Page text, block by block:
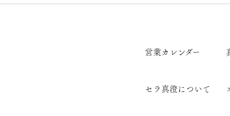
営業カレンダー
セラ真澄について